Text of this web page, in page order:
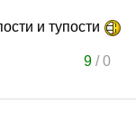
и тупости
9/0